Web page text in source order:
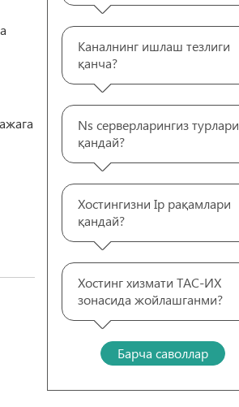
Каналнинг ишлаш тезлиги
қанча?
Ns серверларингиз турлари
қандай?
Хостингизни Ip рақамлари
қандай?
Хостинг хизмати ТАС-ИХ
зонасида жойлашганми?
Барча саволлар